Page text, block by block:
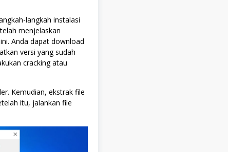
langkah instalasi
menjelaskan
Anda dapat download
versi yang sudah
cracking atau
Kemudian, ekstrak file
itu, jalankan file